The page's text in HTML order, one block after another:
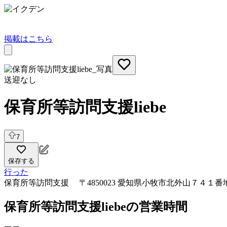
掲載はこちら
送迎なし
保育所等訪問支援liebe
7
保存する
行った
保育所等訪問支援 〒4850023 愛知県小牧市北外山７４１番
保育所等訪問支援liebeの営業時間